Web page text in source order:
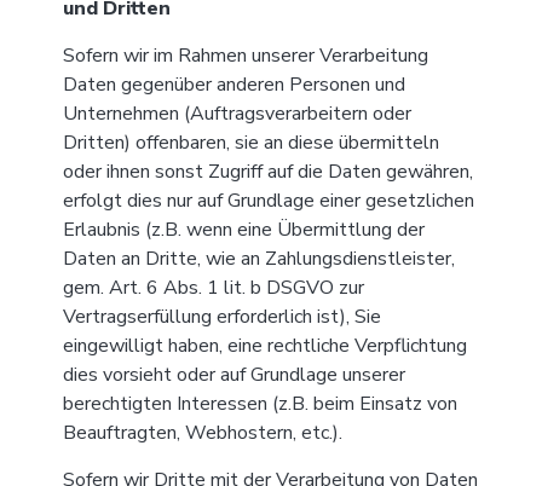
und Dritten
Sofern wir im Rahmen unserer Verarbeitung
Daten gegenüber anderen Personen und
Unternehmen (Auftragsverarbeitern oder
Dritten) offenbaren, sie an diese übermitteln
oder ihnen sonst Zugriff auf die Daten gewähren,
erfolgt dies nur auf Grundlage einer gesetzlichen
Erlaubnis (z.B. wenn eine Übermittlung der
Daten an Dritte, wie an Zahlungsdienstleister,
gem. Art. 6 Abs. 1 lit. b DSGVO zur
Vertragserfüllung erforderlich ist), Sie
eingewilligt haben, eine rechtliche Verpflichtung
dies vorsieht oder auf Grundlage unserer
berechtigten Interessen (z.B. beim Einsatz von
Beauftragten, Webhostern, etc.).
Sofern wir Dritte mit der Verarbeitung von Daten